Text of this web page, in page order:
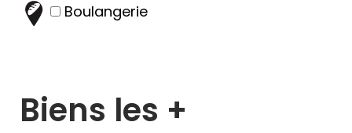
Boulangerie
Biens les +